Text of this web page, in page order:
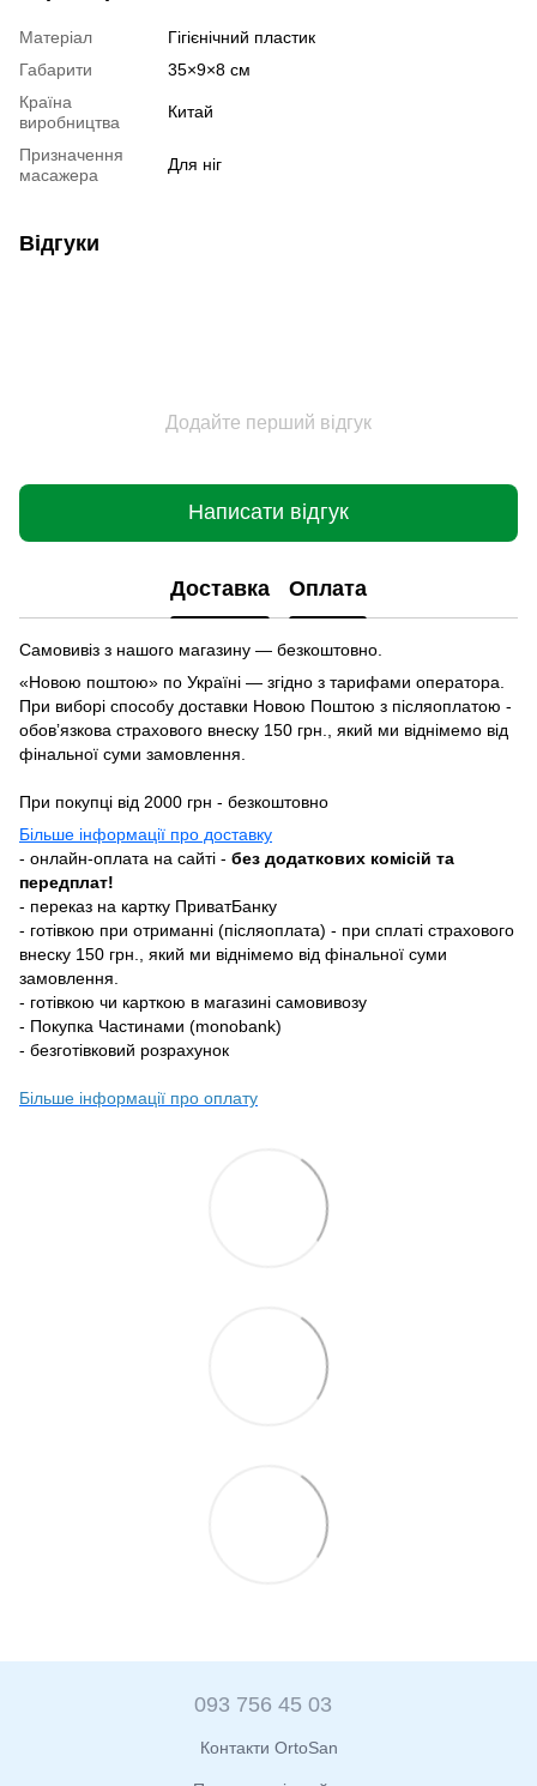
Матеріал
Гігієнічний пластик
Габарити
35×9×8 см
Країна
виробництва
Китай
Призначення
масажера
Для ніг
Відгуки
Додайте перший відгук
Написати відгук
Доставка Оплата
Самовивіз з нашого магазину — безкоштовно.
«Новою поштою» по Україні — згідно з тарифами оператора.
При виборі способу доставки Новою Поштою з післяоплатою -
обовʼязкова страхового внеску 150 грн., який ми віднімемо від
фінальної суми замовлення.
При покупці від 2000 грн - безкоштовно
Більше інформації про доставку
- онлайн-оплата на сайті - без додаткових комісій та
передплат!
- переказ на картку ПриватБанку
- готівкою при отриманні (післяоплата) - при сплаті страхового
внеску 150 грн., який ми віднімемо від фінальної суми
замовлення.
- готівкою чи карткою в магазині самовивозу
- Покупка Частинами (monobank)
- безготівковий розрахунок
Більше інформації про оплату
093 756 45 03
Контакти OrtoSan